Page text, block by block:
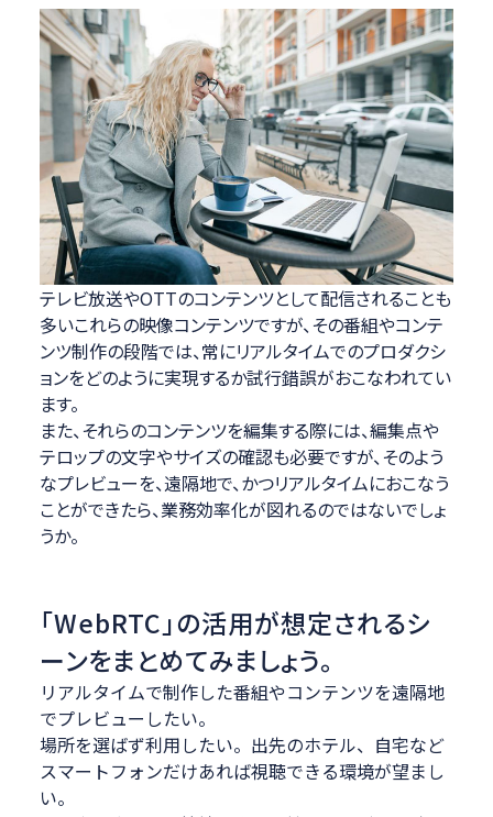
テレビ放送やOTTのコンテンツとして配信されることも
多いこれらの映像コンテンツですが、その番組やコンテ
ンツ制作の段階では、常にリアルタイムでのプロダクシ
ョンをどのように実現するか試行錯誤がおこなわれてい
ます。
また、それらのコンテンツを編集する際には、編集点や
テロップの文字やサイズの確認も必要ですが、そのよう
なプレビューを、遠隔地で、かつリアルタイムにおこなう
ことができたら、業務効率化が図れるのではないでしょ
うか。
「WebRTC」の活用が想定されるシ
ーンをまとめてみましょう。
リアルタイムで制作した番組やコンテンツを遠隔地
でプレビューしたい。
場所を選ばず利用したい。出先のホテル、自宅など
スマートフォンだけあれば視聴できる環境が望まし
い。